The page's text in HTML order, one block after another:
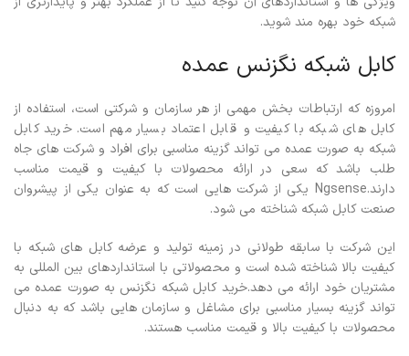
شبکه خود بهره مند شوید.
کابل شبکه نگزنس عمده
امروزه که ارتباطات بخش مهمی از هر سازمان و شرکتی است، استفاده از
کابل های شبکه با کیفیت و قابل اعتماد بسیار مهم است. خرید کابل
شبکه به صورت عمده می تواند گزینه مناسبی برای افراد و شرکت های جاه
طلب باشد که سعی در ارائه محصولات با کیفیت و قیمت مناسب
دارند.Ngsense یکی از شرکت هایی است که به عنوان یکی از پیشروان
صنعت کابل شبکه شناخته می شود.
این شرکت با سابقه طولانی در زمینه تولید و عرضه کابل های شبکه با
کیفیت بالا شناخته شده است و محصولاتی با استانداردهای بین المللی به
مشتریان خود ارائه می دهد.خرید کابل شبکه نگزنس به صورت عمده می
تواند گزینه بسیار مناسبی برای مشاغل و سازمان هایی باشد که به دنبال
محصولات با کیفیت بالا و قیمت مناسب هستند.